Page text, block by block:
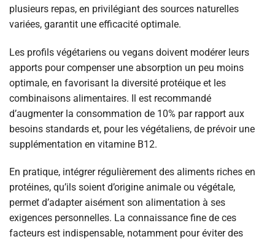
plusieurs repas, en privilégiant des sources naturelles
variées, garantit une efficacité optimale.
Les profils végétariens ou vegans doivent modérer leurs
apports pour compenser une absorption un peu moins
optimale, en favorisant la diversité protéique et les
combinaisons alimentaires. Il est recommandé
d’augmenter la consommation de 10% par rapport aux
besoins standards et, pour les végétaliens, de prévoir une
supplémentation en vitamine B12.
En pratique, intégrer régulièrement des aliments riches en
protéines, qu’ils soient d’origine animale ou végétale,
permet d’adapter aisément son alimentation à ses
exigences personnelles. La connaissance fine de ces
facteurs est indispensable, notamment pour éviter des